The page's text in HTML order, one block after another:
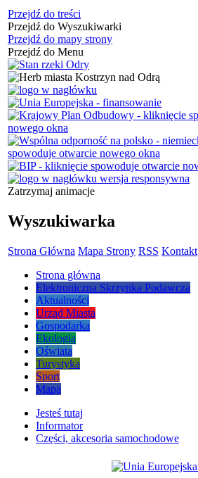
Przejdź do treści
Przejdź do Wyszukiwarki
Przejdź do mapy strony
Przejdź do Menu
Zatrzymaj animacje
Wyszukiwarka
Strona Główna Mapa Strony RSS Kontakt
Strona główna
Elektroniczna Skrzynka Podawcza
Aktualności
Urząd Miasta
Gospodarka
Ekologia
Oświata
Turystyka
Sport
Mapa
Jesteś tutaj
Informator
Części, akcesoria samochodowe